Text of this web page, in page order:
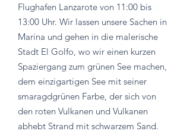
Flughafen Lanzarote von 11:00 bis
13:00 Uhr. Wir lassen unsere Sachen in
Marina und gehen in die malerische
Stadt El Golfo, wo wir einen kurzen
Spaziergang zum grünen See machen,
dem einzigartigen See mit seiner
smaragdgrünen Farbe, der sich von
den roten Vulkanen und Vulkanen
abhebt Strand mit schwarzem Sand.